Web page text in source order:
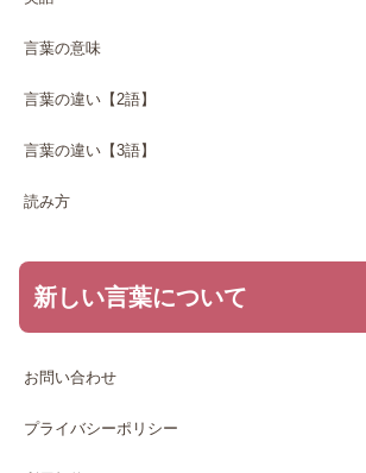
言葉の意味
言葉の違い【2語】
言葉の違い【3語】
読み方
新しい言葉について
お問い合わせ
プライバシーポリシー